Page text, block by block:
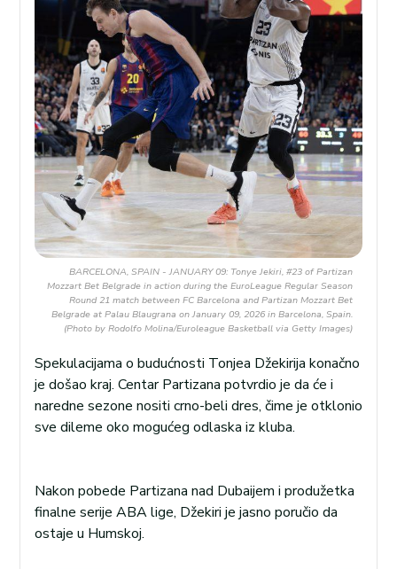
BARCELONA, SPAIN - JANUARY 09: Tonye Jekiri, #23 of Partizan
Mozzart Bet Belgrade in action during the EuroLeague Regular Season
Round 21 match between FC Barcelona and Partizan Mozzart Bet
Belgrade at Palau Blaugrana on January 09, 2026 in Barcelona, Spain.
(Photo by Rodolfo Molina/Euroleague Basketball via Getty Images)
Spekulacijama o budućnosti Tonjea Džekirija konačno
je došao kraj. Centar Partizana potvrdio je da će i
naredne sezone nositi crno-beli dres, čime je otklonio
sve dileme oko mogućeg odlaska iz kluba.
Nakon pobede Partizana nad Dubaijem i produžetka
finalne serije ABA lige, Džekiri je jasno poručio da
ostaje u Humskoj.